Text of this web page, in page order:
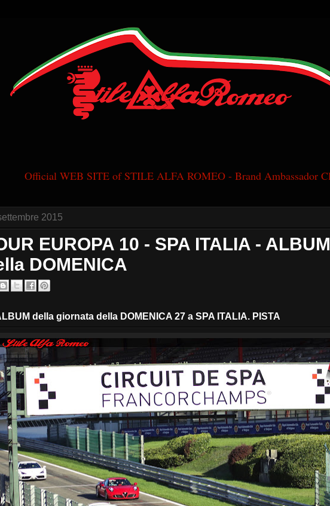
Official WEB SITE of STILE ALFA ROMEO - Brand Ambassador
2015
EUROPA 10 - SPA ITALIA -
DOMENICA
della giornata della DOMENICA 27 a SPA ITALIA. PISTA